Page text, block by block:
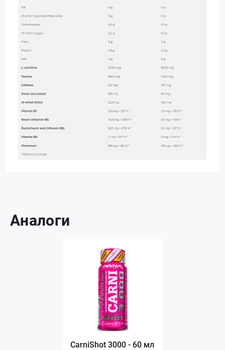
Аналоги
CarniShot 3000 - 60 мл